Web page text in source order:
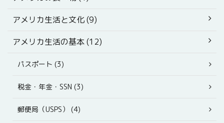
アメリカ生活と文化 (9)
アメリカ生活の基本 (12)
パスポート (3)
税金・年金・SSN (3)
郵便局（USPS） (4)